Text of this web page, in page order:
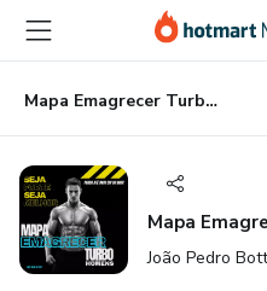
para
conteúdo
principal
para
pagamento
para
rodapé
Mapa Emagrecer Turbo Para Homens
Mapa
João Pedro